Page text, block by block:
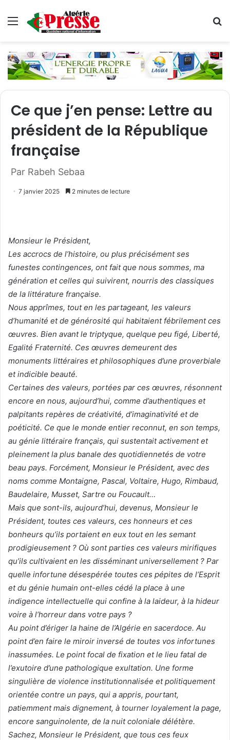
Menu
Ce que j’en pense: Lettre au
président de la République
française
Par Rabeh Sebaa
7 janvier 2025 2 minutes de lecture
Monsieur le Président,
Les accrocs de l’histoire, ou plus précisément ses
funestes contingences, ont fait que nous sommes, ma
génération et celles qui suivirent, nourris des classiques
de la littérature française.
Nous apprîmes, tout en les partageant, les valeurs
d’humanité et de générosité qui habitaient fébrilement ces
œuvres. Bien avant le triptyque, quelque peu figé, Liberté,
Egalité Fraternité. Ces œuvres demeurent des
monuments littéraires et philosophiques d’une proverbiale
et indicible beauté.
Certaines des valeurs, portées par ces œuvres, résonnent
encore en nous, aujourd’hui, comme d’authentiques et
palpitants repères de créativité, d’imaginativité et de
poéticité. Ce que le monde entier reconnut, en son temps,
au génie littéraire français, qui sustentait activement et
pleinement la plus banale des quotidiennetés de votre
beau pays. Forcément, Monsieur le Président, avec des
noms comme Montaigne, Pascal, Voltaire, Hugo, Rimbaud,
Baudelaire, Musset, Sartre ou Foucault…
Mais que sont-ils, aujourd’hui, devenus, Monsieur le
Président, toutes ces valeurs, ces honneurs et ces
bonheurs qu’ils portaient en eux tout en les semant
prodigieusement ? Où sont parties ces valeurs mirifiques
qu’ils cultivaient en les disséminant universellement ? Par
quelle infortune désespérée toutes ces pépites de l’Esprit
et du génie humain ont-elles cédé la place à une
indigence intellectuelle qui confine à la laideur, à la hideur
voire à l’horreur dans votre pays ?
Au point d’ériger la haine de l’Algérie en sacerdoce. Au
point d’en faire le miroir inversé de toutes vos infortunes
inassumées. Le point focal de fixation et le lieu fatal de
l’exutoire d’une pathologique exultation. Une forme
singulière de violence institutionnalisée et politiquement
orientée contre un pays, qui a appris, pourtant,
patiemment mais dignement, à tourner loyalement la page,
encore sanguinolente, de la nuit coloniale délétère.
Sachez, Monsieur le Président, que tous ces feux